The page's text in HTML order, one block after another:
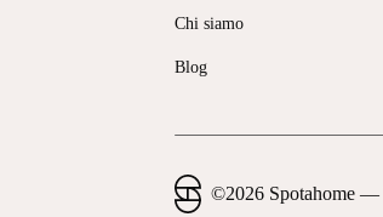
Chi siamo
Blog
©2026 Spotahome —